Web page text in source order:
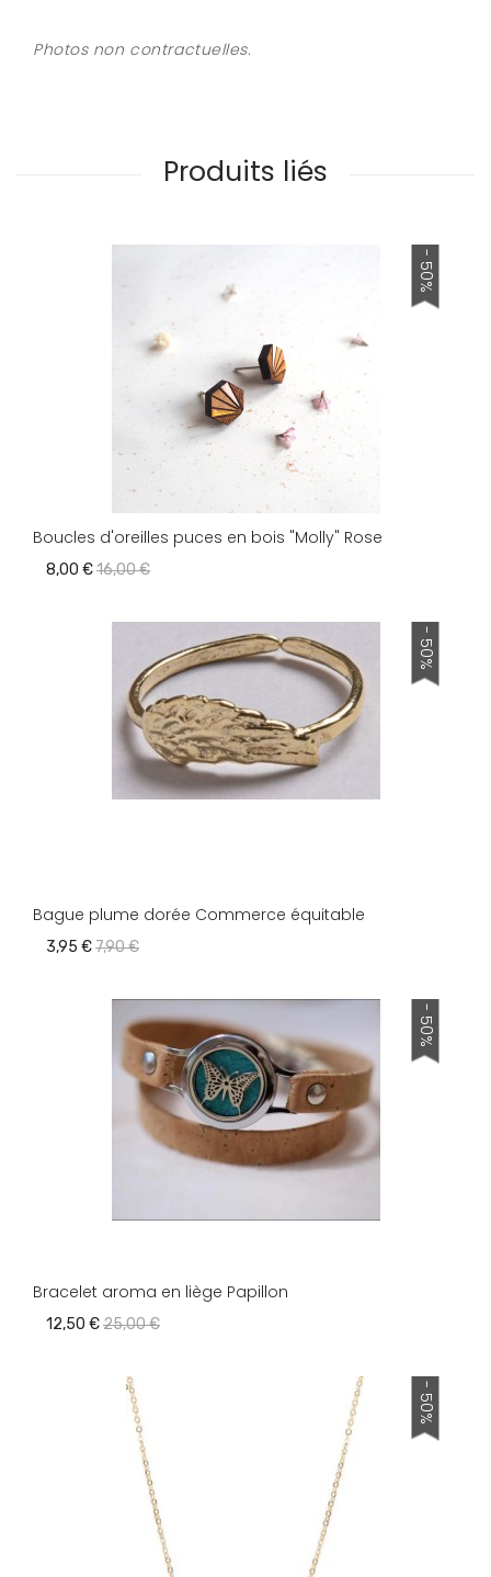
Photos non contractuelles.
Produits liés
- 50%
Boucles d'oreilles puces en bois "Molly" Rose
8,00 €16,00 €
- 50%
Bague plume dorée Commerce équitable
3,95 €7,90 €
- 50%
Bracelet aroma en liège Papillon
12,50 €25,00 €
- 50%